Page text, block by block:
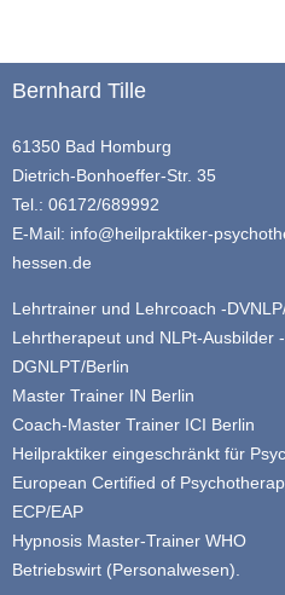
Bernhard Tille
61350 Bad Homburg
Dietrich-Bonhoeffer-Str. 35
Tel.: 06172/689992
E-Mail: info@heilpraktiker-
hessen.de
Lehrtrainer und Lehrcoach -
Lehrtherapeut und NLPt-Ausbilder -
DGNLPT/Berlin
Master Trainer IN Berlin
Coach-Master Trainer ICI Berlin
Heilpraktiker eingeschränkt für
European Certified of
ECP/EAP
Hypnosis Master-Trainer WHO
Betriebswirt (Personalwesen).